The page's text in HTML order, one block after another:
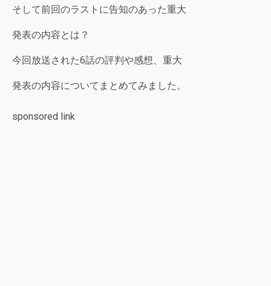
そして前回のラストに告知のあった重大
発表の内容とは？
今回放送された6話の評判や感想、重大
発表の内容についてまとめてみました。
sponsored link